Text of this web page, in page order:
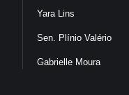
Yara Lins
Sen. Plínio Valério
Gabrielle Moura